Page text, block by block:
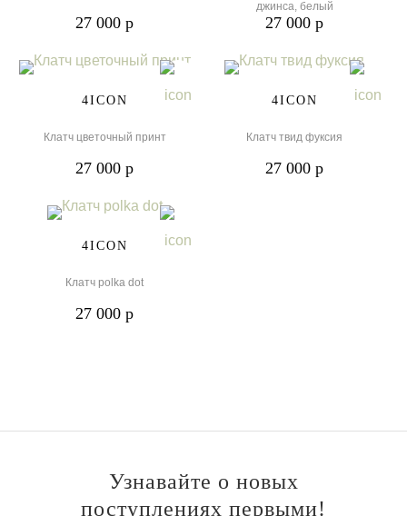
27 000 р
джинса, белый
27 000 р
4ICON
Клатч цветочный принт
27 000 р
4ICON
Клатч твид фуксия
27 000 р
One Size
4ICON
Клатч polka dot
27 000 р
Узнавайте о новых
поступлениях первыми!